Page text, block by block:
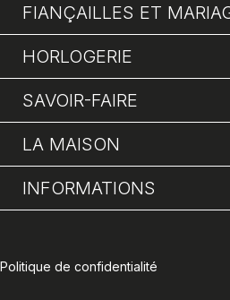
FIANÇAILLES ET
HORLOGERIE
SAVOIR-FAIRE
LA MAISON
INFORMATIONS
Politique de confidentialité